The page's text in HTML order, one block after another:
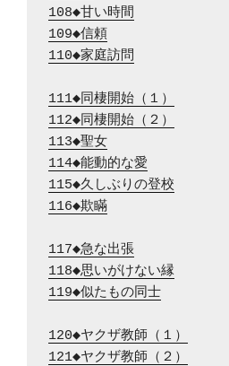
108◆甘い時間
109◆信頼
110◆家庭訪問
111◆同棲開始（１）
112◆同棲開始（２）
113◆聖女
114◆能動的な愛
115◆久しぶりの登校
116◆欺瞞
117◆急な出張
118◆思いがけない縁
119◆似たもの同士
120◆ヤクザ教師（１）
121◆ヤクザ教師（２）